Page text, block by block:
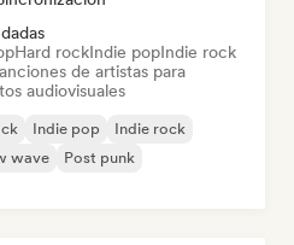
Hard rockIndie popIndie rock
de artistas para
audiovisuales
Indie pop
Indie rock
wave
Post punk